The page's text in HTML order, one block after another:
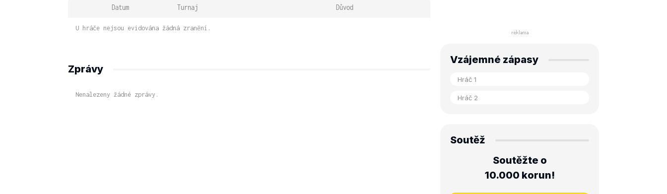
Datum Turnaj Důvod
U hráče nejsou evidována žádná zranění.
Zprávy
Nenalezeny žádné zprávy.
Vzájemné zápasy
Soutěž
Soutěžte o
10.000 korun!